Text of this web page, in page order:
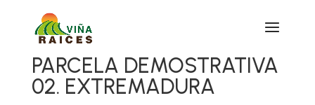
PARCELA DEMOSTRATIVA
02. EXTREMADURA